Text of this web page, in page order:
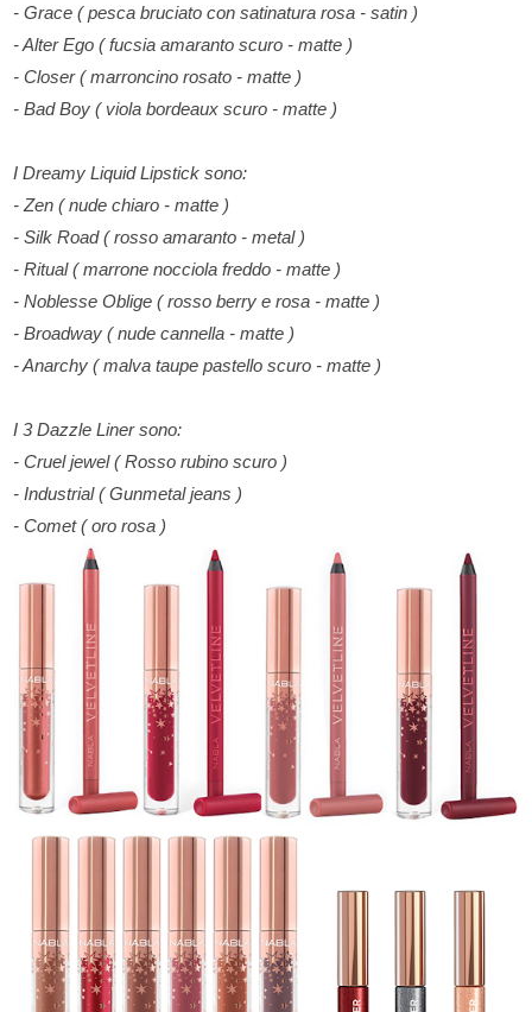
- Grace ( pesca bruciato con satinatura rosa - satin )
- Alter Ego ( fucsia amaranto scuro - matte )
- Closer ( marroncino rosato - matte )
- Bad Boy ( viola bordeaux scuro - matte )
I Dreamy Liquid Lipstick sono:
- Zen ( nude chiaro - matte )
- Silk Road ( rosso amaranto - metal )
- Ritual ( marrone nocciola freddo - matte )
- Noblesse Oblige ( rosso berry e rosa - matte )
- Broadway ( nude cannella - matte )
- Anarchy ( malva taupe pastello scuro - matte )
I 3 Dazzle Liner sono:
- Cruel jewel ( Rosso rubino scuro )
- Industrial ( Gunmetal jeans )
- Comet ( oro rosa )